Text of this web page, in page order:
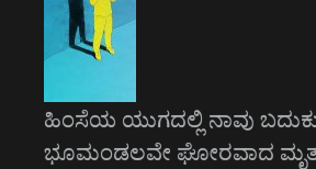
ಹಿಂಸೆಯ ಯುಗದಲ್ಲಿ ನಾವು
ಭೂಮಂಡಲವೇ ಘೋರವಾದ